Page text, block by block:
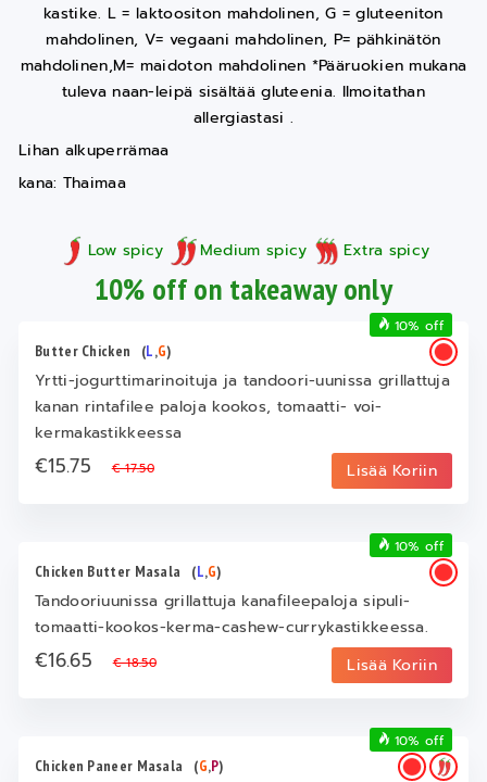
kastike. L = laktoositon mahdolinen, G = gluteeniton
mahdolinen, V= vegaani mahdolinen, P= pähkinätön
mahdolinen,M= maidoton mahdolinen *Pääruokien mukana
tuleva naan-leipä sisältää gluteenia. Ilmoitathan
allergiastasi .
Lihan alkuperrämaa
kana: Thaimaa
Low spicy Medium spicy Extra spicy
10% off on takeaway only
Butter Chicken (L,G)
Yrtti-jogurttimarinoituja ja tandoori-uunissa grillattuja
kanan rintafilee paloja kookos, tomaatti- voi-
kermakastikkeessa
€15.75€ 17.50 Lisää Koriin
10% off
Chicken Butter Masala (L,G)
Tandooriuunissa grillattuja kanafileepaloja sipuli-
tomaatti-kookos-kerma-cashew-currykastikkeessa.
€16.65€ 18.50 Lisää Koriin
10% off
Chicken Paneer Masala (G,P)
10% off